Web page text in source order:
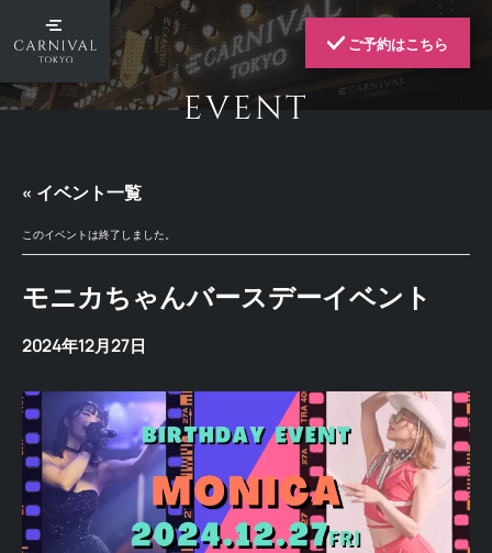
ご予約はこちら
EVENT
« イベント一覧
このイベントは終了しました。
モニカちゃんバースデーイベント
2024年12月27日